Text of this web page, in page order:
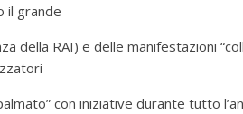
il grande
della RAI) e delle manifestazioni
con iniziative durante tutto